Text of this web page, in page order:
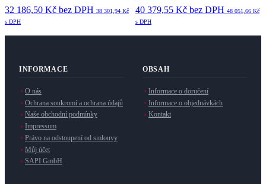
32 186,50 Kč bez DPH 38 301,94 Kč
s DPH
40 379,55 Kč bez DPH 48 051,66 Kč
s DPH
INFORMACE
O nás
Ochrana soukromí a ochrana údajů
Naše obchodní podmínky
Impressum
Právo na odstoupení od smlouvy
Můj účet
SAPI GmbH
OBSAH
Informace o doručení
Informace o objednávkách
Kontakt